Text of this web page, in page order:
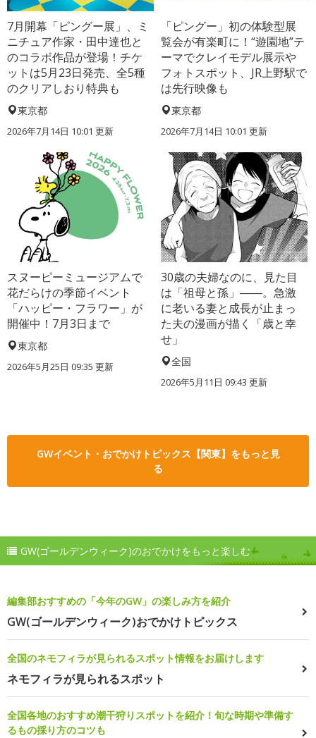
7月開幕「ピングー展」、ミ
ニチュア作家・田中達也と
のコラボ作品が登場！チケ
ットは5月23日発売、全5種
のクリアしおり特典も
東京都
2026年7月14日 10:01 更新
「ピングー」初の体験型展
覧会が有楽町に！“遊園地”テ
ーマでクレイモデル展示や
フォトスポット、JR上野駅で
は先行映像も
東京都
2026年7月14日 10:01 更新
スヌーピーミュージアムで
花だらけの季節イベント
「ハッピー・フラワー」が
開催中！7月3日まで
東京都
2026年5月25日 09:35 更新
30歳の夫婦なのに、見た目
は「祖母と孫」――。急激
に老いる妻と成長が止まっ
た夫の漫画が描く「歳と幸
せ」
全国
2026年5月11日 09:43 更新
GWイベント・おでかけトピックス【関東】をもっと見
る
GW(ゴールデンウィーク)のおでかけをもっと楽しむ
編集部おすすめの「今年のGW」の楽しみ方を紹介
GW(ゴールデンウィーク)おでかけトピックス
全国のネモフィラが見られるスポット情報をお届けします
ネモフィラが見られるスポット
全国各地のおすすめ潮干狩りスポットを紹介！旬な時期や準備す
るもの採り方のコツも